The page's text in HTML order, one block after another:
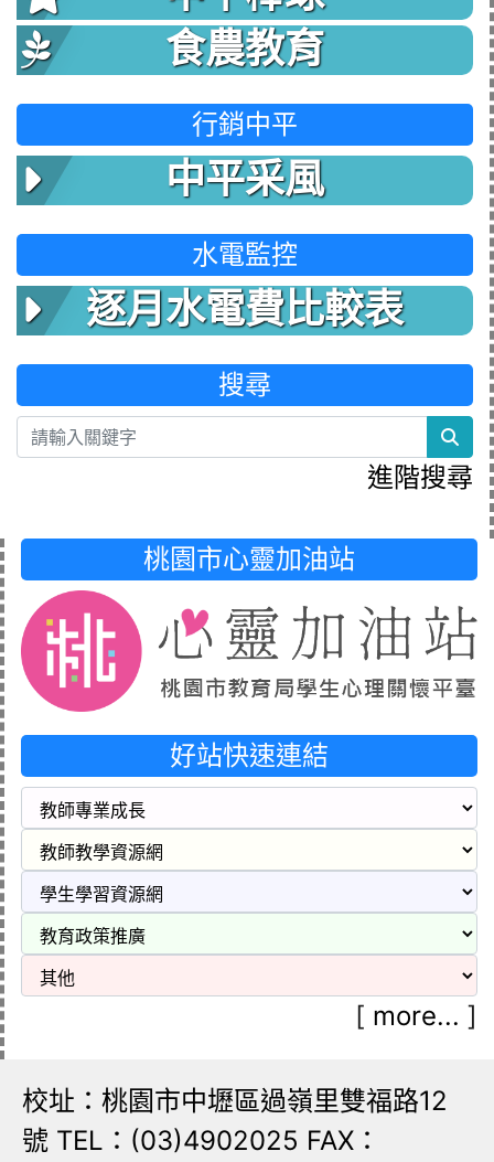
食農教育
行銷中平
中平采風
水電監控
逐月水電費比較表
搜尋
進階搜尋
桃園市心靈加油站
好站快速連結
[ more... ]
校址：桃園市中壢區過嶺里雙福路12
號 TEL：(03)4902025 FAX：